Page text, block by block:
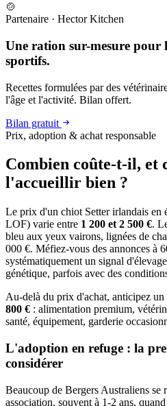
🍲
Partenaire · Hector Kitchen
Une ration sur-mesure pour
sportifs.
Recettes formulées par des
l'âge et l'activité. Bilan offert.
Bilan gratuit
Prix, adoption & achat responsable
Combien coûte-t-il, et
l'accueillir bien ?
Le prix d'un chiot Setter irlandais en
LOF) varie entre 1 200 et 2 500 €.
bleu aux yeux vairons, lignées de
000 €. Méfiez-vous des annonces à
systématiquement un signal
génétique, parfois avec des
Au-delà du prix d'achat, anticipez un
800 € : alimentation premium,
santé, équipement, garderie
L'adoption en refuge : la
considérer
Beaucoup de Bergers Australiens se
association, souvent à 1-2 ans,